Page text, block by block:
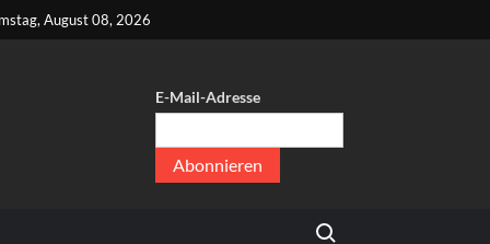
August 08, 2026
E-Mail-Adresse
Search for: